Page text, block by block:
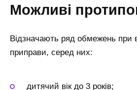
Можливі
Відзначають ряд обмежень при
приправи, серед них:
дитячий вік до 3 років;